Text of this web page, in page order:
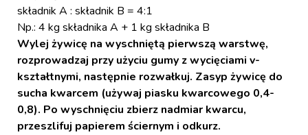
składnik A : składnik B = 4:1
Np.: 4 kg składnika A + 1 kg składnika B
Wylej żywicę na wyschniętą pierwszą warstwę,
rozprowadzaj przy użyciu gumy z wycięciami v-
kształtnymi, następnie rozwałkuj. Zasyp żywicę do
sucha kwarcem (używaj piasku kwarcowego 0,4-
0,8). Po wyschnięciu zbierz nadmiar kwarcu,
przeszlifuj papierem ściernym i odkurz.